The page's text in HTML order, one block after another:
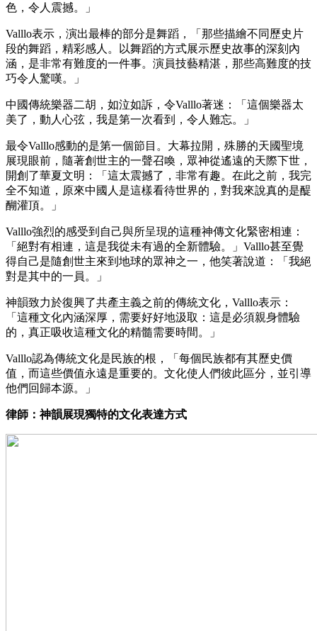
色，令人震撼。」
Valllo表示，演出最棒的部分是舞蹈，「那些描繪不同歷史片
段的舞蹈，精彩感人。以舞蹈的方式展示歷史故事的深刻內
涵，是非常有難度的一件事。演員技藝精湛，那些高難度的技
巧令人驚嘆。」
中國傳統樂器二胡，如泣如訴，令Valllo著迷：「這個樂器太
美了，動人心弦，我是第一次看到，令人難忘。」
最令Valllo感動的是第一個節目。大幕拉開，殊勝的天國聖境
展現眼前，隨著創世主的一聲召喚，眾神從遙遠的天際下世，
開創了華夏文明：「這太震撼了，非常有趣。在此之前，我完
全不知道，原來中國人是這樣看待世界的，對我來說真的是醍
醐灌頂。」
Valllo強烈的感受到自己與所呈現的這種神傳文化緊密相連：
「絕對有相連，這是我從未有過的全新體驗。」Valllo甚至覺
得自己是隨創世主來到地球的眾神之一，他笑著說道：「我絕
對是其中的一員。」
神韻致力於復興了共產主義之前的傳統文化，Valllo表示：
「這種文化內涵深厚，需要好好地汲取：這是必須親身體驗
的，真正吸收這種文化的精髓需要時間。」
Valllo認為傳統文化是民族的根，「每個民族都有其歷史價
值，而這些價值永遠是重要的。文化使人們彼此區分，並引導
他們回歸本源。」
律師：神韻展現獨特的文化表達方式